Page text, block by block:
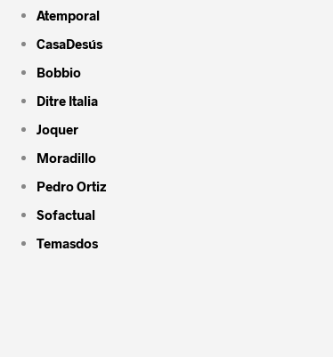
Atemporal
CasaDesús
Bobbio
Ditre Italia
Joquer
Moradillo
Pedro Ortiz
Sofactual
Temasdos